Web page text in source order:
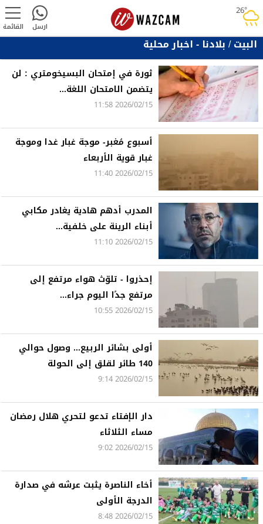
26°rainy القائمة ارسل
البيت/بلادنا - اخبار محلية
ثورة في إمتحان البسيخومتري : لن
يتضمن الامتحان اللغة...
2026/02/15 11:58
أسبوع مُغبر- موجة غبار غدا وموجة
غبار قوية الأربعاء
2026/02/15 11:40
المدرب أدهم هادية يغادر مكابي
أبناء الرينة على خلفية...
2026/02/15 11:10
إحذروا - تلوّث هواء مرتفع إلى
مرتفع جدًا اليوم جراء...
2026/02/15 10:55
أولى بشائر الربيع... وصول حوالي
140 طائر لقلق إلى الحولة
2026/02/15 9:14
دار الإفتاء تدعو لتحري هلال رمضان
مساء الثلاثاء
2026/02/15 9:02
أخاء الناصرة يثبت عرشه في صدارة
الدرجة الأولى
2026/02/15 8:48